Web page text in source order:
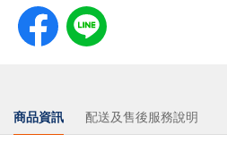
商品資訊 配送及售後服務說明